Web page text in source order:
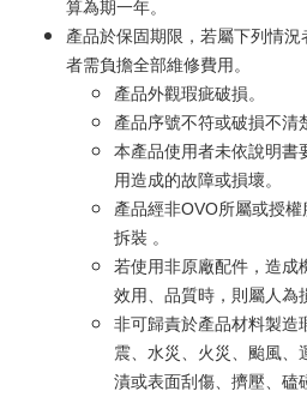
算為期一年。
產品於保固期限，若屬下列情
者需負擔全部維修費用。
產品外觀瑕疵破損。
產品序號不符或破損不清
本產品使用者未依說明書
用造成的故障或損壞。
產品經非OVO所屬或授
拆裝 。
若使用非原廠配件，造成
效用、品質時，則屬人為
非可歸責於產品材料製造
震、水災、火災、颱風、
漬或表面刮傷、擠壓、磕